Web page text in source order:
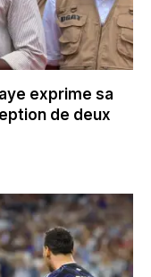
exprime sa
de deux